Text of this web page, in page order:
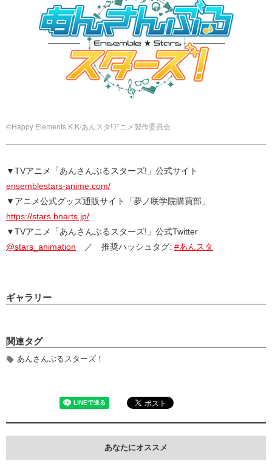
©Happy Elements K.K/あんスタ!アニメ製作委員会
▼TVアニメ「あんさんぶるスターズ!」公式サイト
ensemblestars-anime.com/
▼アニメ公式グッズ通販サイト「夢ノ咲学院購買部」
https://stars.bnarts.jp/
▼TVアニメ「あんさんぶるスターズ!」公式Twitter
@stars_animation ／ 推奨ハッシュタグ: #あんスタ
ギャラリー
関連タグ
あんさんぶるスターズ！
あなたにオススメ